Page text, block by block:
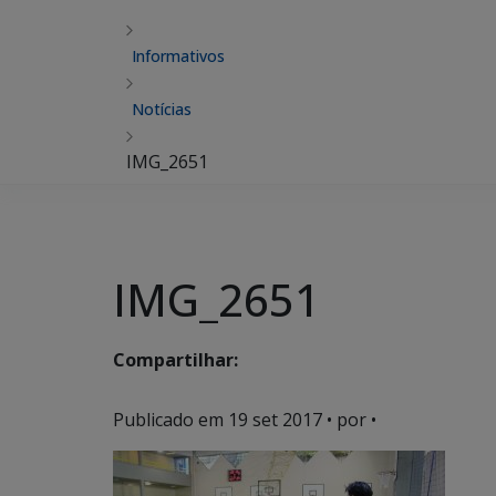
Informativos
Notícias
IMG_2651
IMG_2651
Compartilhar:
Publicado em 19 set 2017 • por •